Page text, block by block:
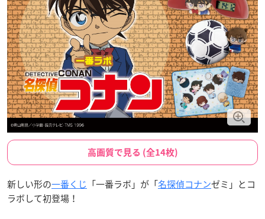
高画質で見る (全14枚)
新しい形の一番くじ 「一番ラボ」が「名探偵コナンゼミ」とコ
ラボして初登場！